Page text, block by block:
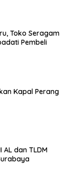
Toko Seragam
Pembeli
Kapal Perang
dan TLDM